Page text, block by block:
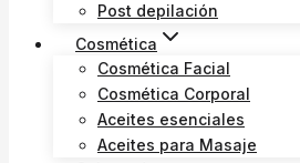
Post depilación
Cosmética
Cosmética Facial
Cosmética Corporal
Aceites esenciales
Aceites para Masaje